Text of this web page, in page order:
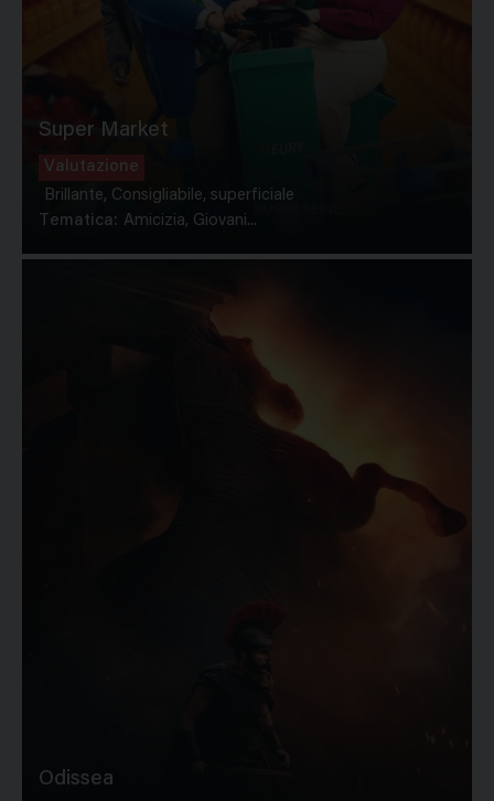
Super Market
Valutazione
Brillante, Consigliabile, superficiale
Tematica: Amicizia, Giovani...
Odissea